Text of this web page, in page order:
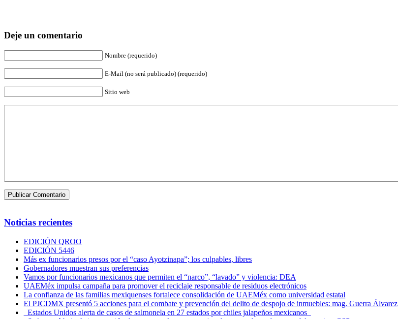
Deje un comentario
Nombre (requerido)
E-Mail (no será publicado) (requerido)
Sitio web
Noticias recientes
EDICIÓN QROO
EDICIÓN 5446
Más ex funcionarios presos por el “caso Ayotzinapa”; los culpables, libres
Gobernadores muestran sus preferencias
Vamos por funcionarios mexicanos que permiten el “narco”, “lavado” y violencia: DEA
UAEMéx impulsa campaña para promover el reciclaje responsable de residuos electrónicos
La confianza de las familias mexiquenses fortalece consolidación de UAEMéx como universidad estatal
El PJCDMX presentó 5 acciones para el combate y prevención del delito de despojo de inmuebles: mag. Guerra Álvarez
Estados Unidos alerta de casos de salmonela en 27 estados por chiles jalapeños mexicanos